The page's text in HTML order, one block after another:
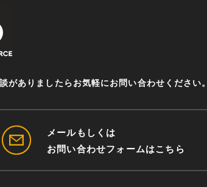
ありましたらお気軽にお問い合わせください。
メールもしくは
お問い合わせフォームはこちら